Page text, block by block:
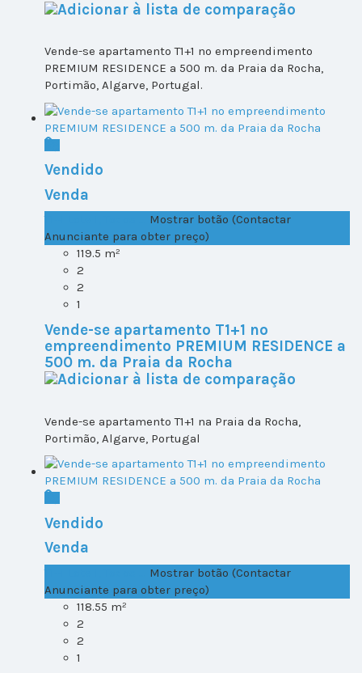
Vende-se apartamento T1+1 no empreendimento
PREMIUM RESIDENCE a 500 m. da Praia da Rocha,
Portimão, Algarve, Portugal.
Vendido
Venda
Mostrar botão (Contactar
Anunciante para obter preço)
119.5 m²
2
2
1
Vende-se apartamento T1+1 no
empreendimento PREMIUM RESIDENCE a
500 m. da Praia da Rocha
Vende-se apartamento T1+1 na Praia da Rocha,
Portimão, Algarve, Portugal
Vendido
Venda
Mostrar botão (Contactar
Anunciante para obter preço)
118.55 m²
2
2
1